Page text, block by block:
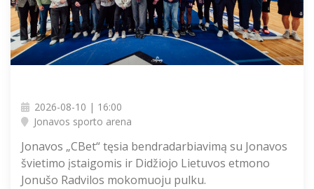
2026-08-10 | 16:00
Jonavos sporto arena
Jonavos „CBet“ tęsia bendradarbiavimą su Jonavos
švietimo įstaigomis ir Didžiojo Lietuvos etmono
Jonušo Radvilos mokomuoju pulku.